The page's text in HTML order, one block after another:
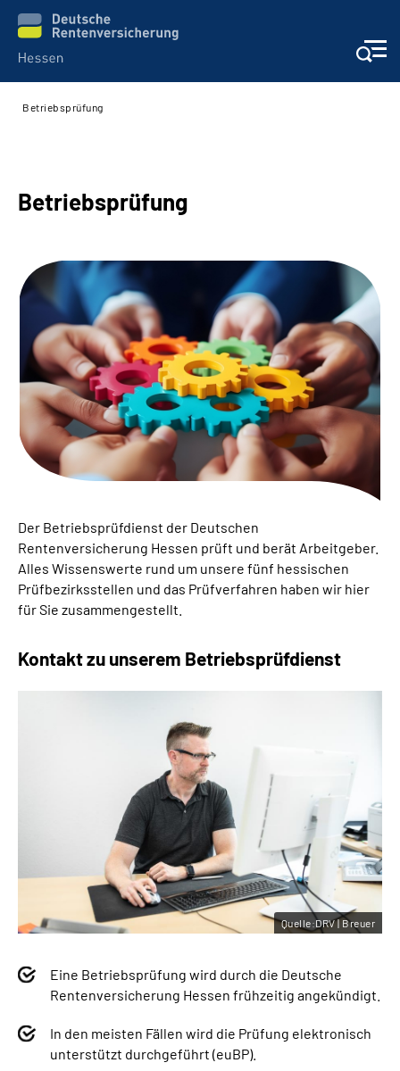
Online-Services
Karriere
Magazine
Über uns
Inhalte in Gebärdensprache (DGS)
Leichte Sprache
Mein Kundenportal
Betriebsprüfung
Betriebsprüfung
Der Betriebsprüfdienst der Deutschen
Rentenversicherung Hessen prüft und berät Arbeitgeber.
Alles Wissenswerte rund um unsere fünf hessischen
Prüfbezirksstellen und das Prüfverfahren haben wir hier
für Sie zusammengestellt.
Kontakt zu unserem Betriebsprüfdienst
Eine Betriebsprüfung wird durch die Deutsche
Rentenversicherung Hessen frühzeitig angekündigt.
In den meisten Fällen wird die Prüfung elektronisch
unterstützt durchgeführt (euBP).
Quelle:DRV | Breuer